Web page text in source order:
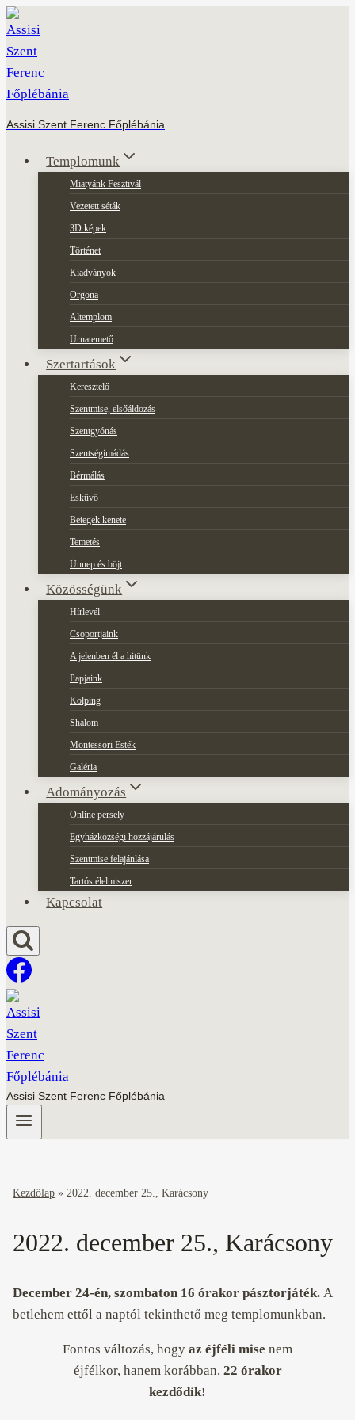
Skip
to
content
Assisi Szent Ferenc Főplébánia
Templomunk
Miatyánk Fesztivál
Vezetett séták
3D képek
Történet
Kiadványok
Orgona
Altemplom
Urnatemető
Szertartások
Keresztelő
Szentmise, elsőáldozás
Szentgyónás
Szentségimádás
Bérmálás
Esküvő
Betegek kenete
Temetés
Ünnep és böjt
Közösségünk
Hírlevél
Csoportjaink
A jelenben él a hitünk
Papjaink
Kolping
Shalom
Montessori Esték
Galéria
Adományozás
Online persely
Egyházközségi hozzájárulás
Szentmise felajánlása
Tartós élelmiszer
Kapcsolat
Assisi Szent Ferenc Főplébánia
Kezdőlap » 2022. december 25., Karácsony
2022. december 25., Karácsony
December 24-én, szombaton 16 órakor pásztorjáték. A
betlehem ettől a naptól tekinthető meg templomunkban.
Fontos változás, hogy az éjféli mise nem
éjfélkor, hanem korábban, 22 órakor
kezdődik!